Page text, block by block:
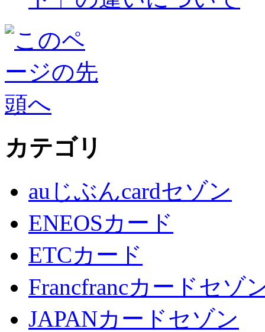
カテゴリ
auじぶんcardセゾン
ENEOSカード
ETCカード
Francfrancカードセゾ
JAPANカードセゾン